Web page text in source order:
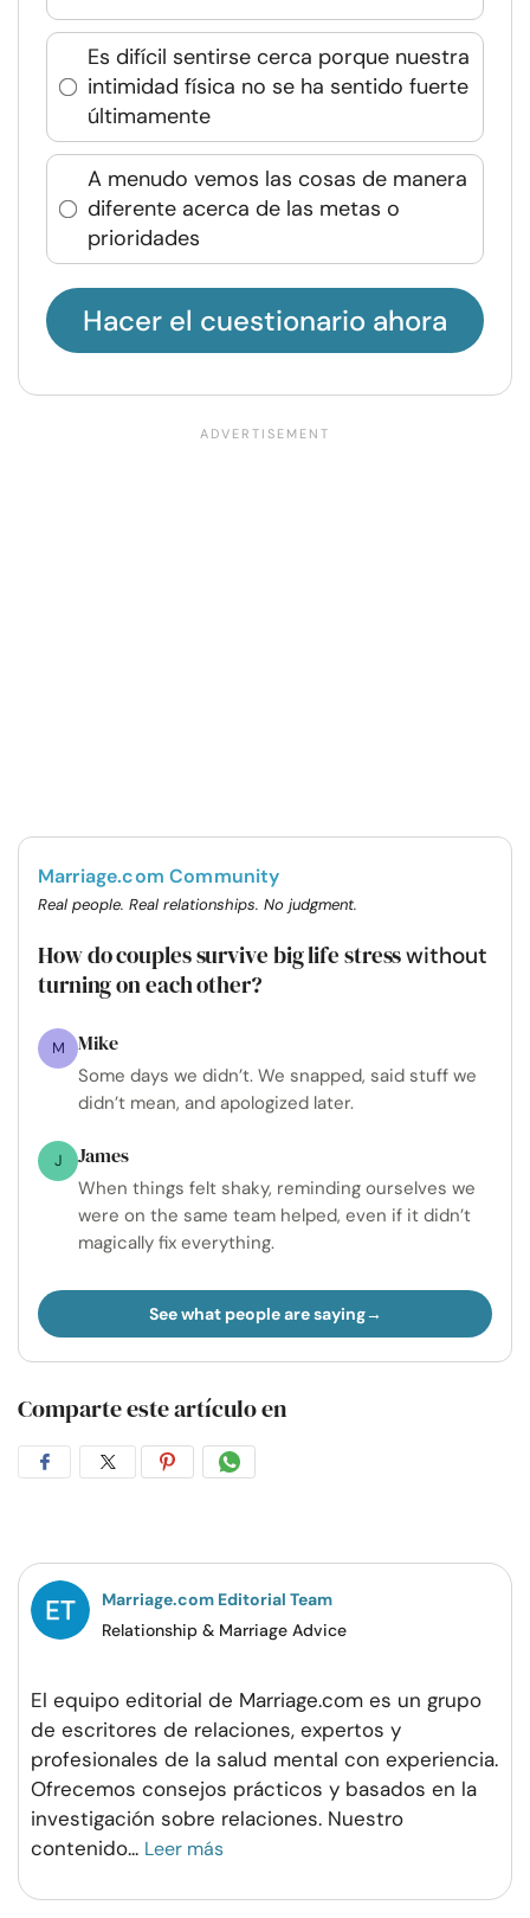
Es difícil sentirse cerca porque nuestra
intimidad física no se ha sentido fuerte
últimamente
A menudo vemos las cosas de manera
diferente acerca de las metas o
prioridades
Hacer el cuestionario ahora
Marriage.com Community
Real people. Real relationships. No judgment.
How do couples survive big life stresswithout
turning on each other?
M Mike
Some days we didn’t. We snapped, said stuff we
didn’t mean, and apologized later.
J James
When things felt shaky, reminding ourselves we
were on the same team helped, even if it didn’t
magically fix everything.
See what people are saying
Comparte este artículo en
CompartirCompartirCompartirCompartir
Marriage.com Editorial Team
Relationship & Marriage Advice
El equipo editorial de Marriage.com es un grupo
de escritores de relaciones, expertos y
profesionales de la salud mental con experiencia.
Ofrecemos consejos prácticos y basados en la
investigación sobre relaciones. Nuestro
contenido... Leer más